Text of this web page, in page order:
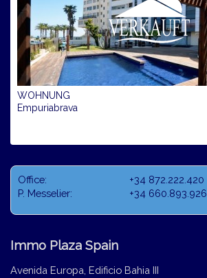
WOHNUNG
Empuriabrava
Office:
+34 872.222.420
P. Messelier:
+34 660.893.926
Immo Plaza Spain
Avenida Europa, Edificio Bahia III